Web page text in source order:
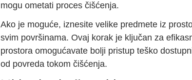
mogu ometati proces čišćenja.
Ako je moguće, iznesite velike predmete iz
svim površinama. Ovaj korak je ključan za
prostora omogućavate bolji pristup teško
od povreda tokom čišćenja.